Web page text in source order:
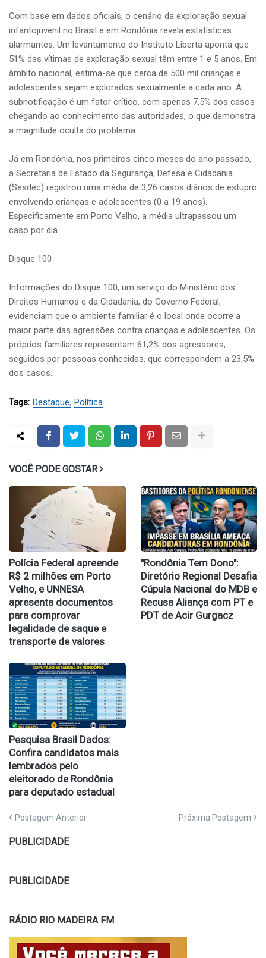
Com base em dados oficiais, o cenário da exploração sexual
infantojuvenil no Brasil e em Rondônia revela estatísticas
alarmantes. Um levantamento do Instituto Liberta aponta que
51% das vítimas de exploração sexual têm entre 1 e 5 anos. Em
âmbito nacional, estima-se que cerca de 500 mil crianças e
adolescentes sejam explorados sexualmente a cada ano. A
subnotificação é um fator crítico, com apenas 7,5% dos casos
chegando ao conhecimento das autoridades, o que demonstra
a magnitude oculta do problema.
Já em Rondônia, nos primeiros cinco meses do ano passado,
a Secretaria de Estado da Segurança, Defesa e Cidadania
(Sesdec) registrou uma média de 3,26 casos diários de estupro
envolvendo crianças e adolescentes (0 a 19 anos).
Especificamente em Porto Velho, a média ultrapassou um
caso por dia.
Disque 100
Informações do Disque 100, um serviço do Ministério dos
Direitos Humanos e da Cidadania, do Governo Federal,
evidenciam que o ambiente familiar é o local onde ocorre a
maior parte das agressões contra crianças e adolescentes. Os
próprios familiares representam 61,2% dos agressores,
seguidos por pessoas conhecidas, que correspondem a 23,5%
dos casos.
Tags: Destaque Política
VOCÊ PODE GOSTAR
Polícia Federal apreende
R$ 2 milhões em Porto
Velho, e UNNESA
apresenta documentos
para comprovar
legalidade de saque e
transporte de valores
​"Rondônia Tem Dono":
Diretório Regional Desafia
Cúpula Nacional do MDB e
Recusa Aliança com PT e
PDT de Acir Gurgacz
Pesquisa Brasil Dados:
Confira candidatos mais
lembrados pelo
eleitorado de Rondônia
para deputado estadual
Postagem Anterior Próxima Postagem
PUBLICIDADE
PUBLICIDADE
RÁDIO RIO MADEIRA FM